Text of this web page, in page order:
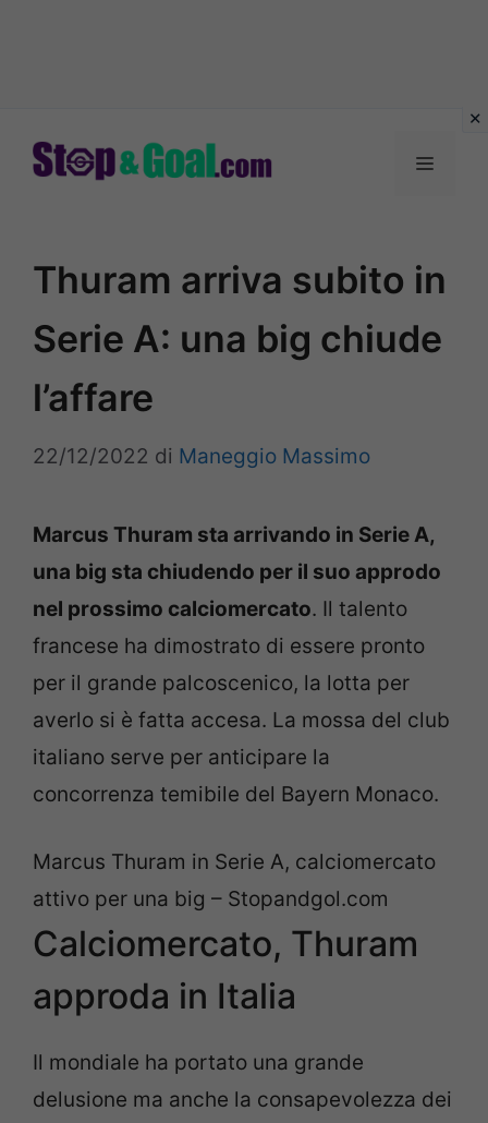
Menu
Thuram arriva subito in
Serie A: una big chiude
l’affare
22/12/2022 di Maneggio Massimo
Marcus Thuram sta arrivando in Serie A,
una big sta chiudendo per il suo approdo
nel prossimo calciomercato. Il talento
francese ha dimostrato di essere pronto
per il grande palcoscenico, la lotta per
averlo si è fatta accesa. La mossa del club
italiano serve per anticipare la
concorrenza temibile del Bayern Monaco.
Marcus Thuram in Serie A, calciomercato
attivo per una big – Stopandgol.com
Calciomercato, Thuram
approda in Italia
Il mondiale ha portato una grande
delusione ma anche la consapevolezza dei